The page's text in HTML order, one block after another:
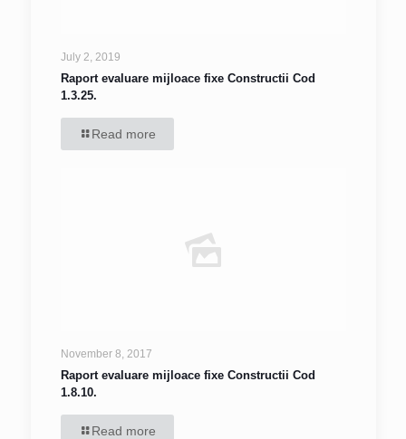
July 2, 2019
Raport evaluare mijloace fixe Constructii Cod
1.3.25.
Read more
November 8, 2017
Raport evaluare mijloace fixe Constructii Cod
1.8.10.
Read more